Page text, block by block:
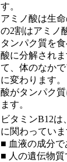
す。
アミノ酸は生
の2割はアミノ
タンパク質を
酸に分解され
て、体のなか
に変わります
酸がタンパク
ます。
ビタミンB12は
に関わっていま
■ 血液の成分
■ 人の遺伝物